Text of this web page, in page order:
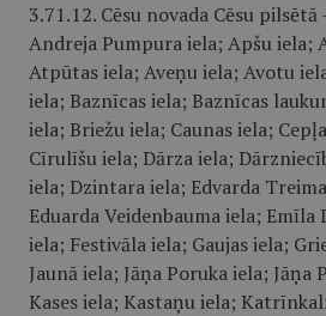
3.71.12. Cēsu novada Cēsu
Andreja Pumpura iela; Apšu iela;
Atpūtas iela; Aveņu iela; Avotu
iela; Baznīcas iela; Baznīcas
iela; Briežu iela; Caunas iela;
Cīrulīšu iela; Dārza iela;
iela; Dzintara iela; Edvarda
Eduarda Veidenbauma iela; Emīla
iela; Festivāla iela; Gaujas iela;
Jaunā iela; Jāņa Poruka iela; Jāņa
Kases iela; Kastaņu iela;